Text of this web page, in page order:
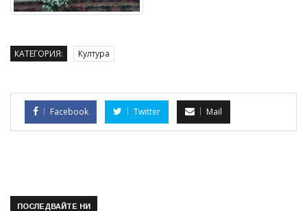
КАТЕГОРИЯ: Култура
Facebook Twitter Mail
ПОСЛЕДВАЙТЕ НИ